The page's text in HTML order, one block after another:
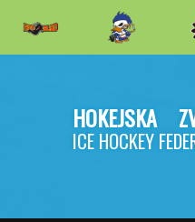
HOKEJSKA
ICE HOCKEY